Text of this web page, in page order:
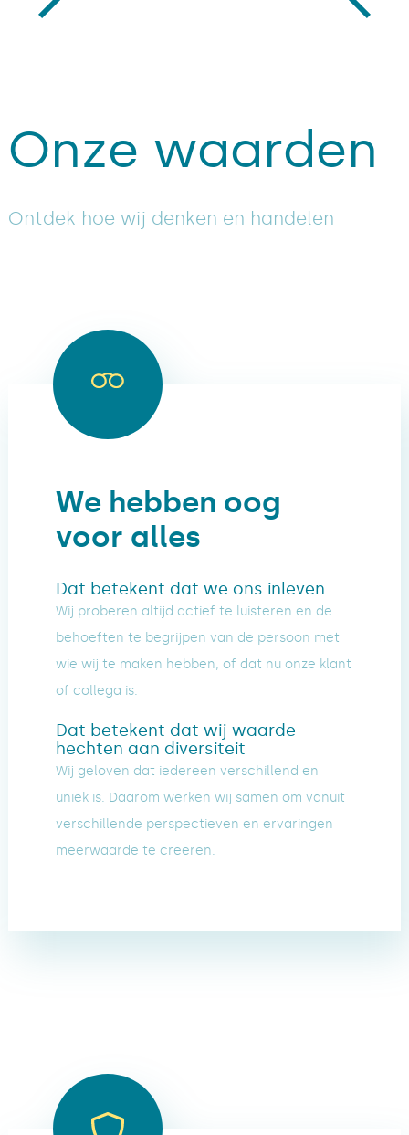
Onze waarden
Ontdek hoe wij denken en handelen
We hebben oog
voor alles
Dat betekent dat we ons inleven
Wij proberen altijd actief te luisteren en de
behoeften te begrijpen van de persoon met
wie wij te maken hebben, of dat nu onze klant
of collega is.
Dat betekent dat wij waarde
hechten aan diversiteit
Wij geloven dat iedereen verschillend en
uniek is. Daarom werken wij samen om vanuit
verschillende perspectieven en ervaringen
meerwaarde te creëren.